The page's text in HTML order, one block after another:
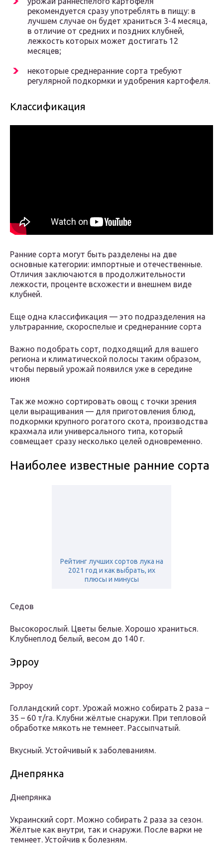
рекомендуется сразу употреблять в пищу: в
лучшем случае он будет храниться 3-4 месяца,
в отличие от средних и поздних клубней,
лежкость которых может достигать 12
месяцев;
некоторые среднеранние сорта требуют
регулярной подкормки и удобрения картофеля.
Классификация
Ранние сорта могут быть разделены на две
основные категории: импортные и отечественные.
Отличия заключаются в продолжительности
лежкости, проценте всхожести и внешнем виде
клубней.
Еще одна классификация — это подразделения на
ультраранние, скороспелые и среднеранние сорта
Важно подобрать сорт, подходящий для вашего
региона и климатической полосы таким образом,
чтобы первый урожай появился уже в середине
июня
Так же можно сортировать овощ с точки зрения
цели выращивания — для приготовления блюд,
подкормки крупного рогатого скота, производства
крахмала или универсального типа, который
совмещает сразу несколько целей одновременно.
Наиболее известные ранние сорта
Рейтинг лучших сортов лука на
2021 год и как выбрать, их
плюсы и минусы
Седов
Высокорослый. Цветы белые. Хорошо храниться.
Клубнеплод белый, весом до 140 г.
Эрроу
Эрроу
Голландский сорт. Урожай можно собирать 2 раза –
35 – 60 т/га. Клубни жёлтые снаружи. При тепловой
обработке мякоть не темнеет. Рассыпчатый.
Вкусный. Устойчивый к заболеваниям.
Днепрянка
Днепрянка
Украинский сорт. Можно собирать 2 раза за сезон.
Жёлтые как внутри, так и снаружи. После варки не
темнеет. Устойчив к болезням.